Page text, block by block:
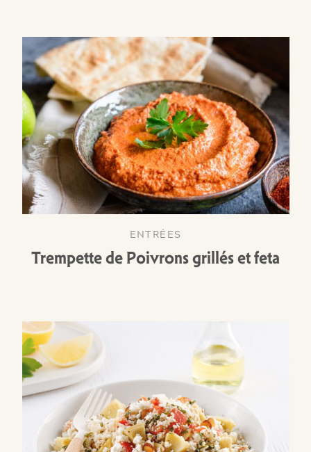
ENTRÉES
Trempette de Poivrons grillés et feta